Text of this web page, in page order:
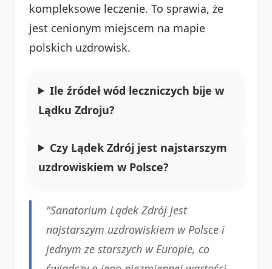
kompleksowe leczenie. To sprawia, że
jest cenionym miejscem na mapie
polskich uzdrowisk.
Ile źródeł wód leczniczych bije w
Lądku Zdroju?
Czy Lądek Zdrój jest najstarszym
uzdrowiskiem w Polsce?
"Sanatorium Lądek Zdrój jest
najstarszym uzdrowiskiem w Polsce i
jednym ze starszych w Europie, co